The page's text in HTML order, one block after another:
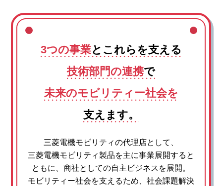
3つの事業とこれらを支える
技術部門の連携で
未来のモビリティー社会を
支えます。
三菱電機モビリティの代理店として、
三菱電機モビリティ製品を主に事業展開すると
ともに、商社としての自主ビジネスを展開。
モビリティー社会を支えるため、社会課題解決